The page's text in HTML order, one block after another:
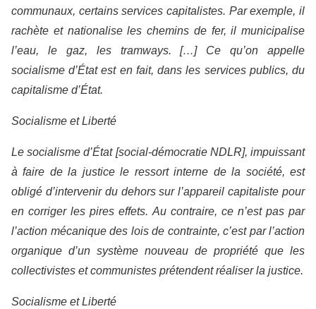
communaux, certains services capitalistes. Par exemple, il
rachète et nationalise les chemins de fer, il municipalise
l’eau, le gaz, les tramways. […] Ce qu’on appelle
socialisme d’État est en fait, dans les services publics, du
capitalisme d’État.
Socialisme et Liberté
Le socialisme d’État [social-démocratie NDLR], impuissant
à faire de la justice le ressort interne de la société, est
obligé d’intervenir du dehors sur l’appareil capitaliste pour
en corriger les pires effets. Au contraire, ce n’est pas par
l’action mécanique des lois de contrainte, c’est par l’action
organique d’un système nouveau de propriété que les
collectivistes et communistes prétendent réaliser la justice.
Socialisme et Liberté